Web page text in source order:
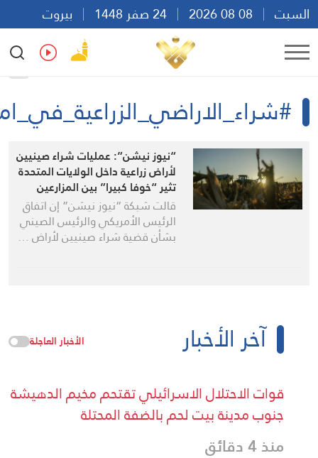
08 08 2026 24 صفر 1448
بيروت
“نيوز نيشن”: عمليات شراء صينيين
لأراض زراعية داخل الولايات المتحدة
تثير “خوفا كبيرا” بين المزارعين
قالت شبكة “نيوز نيشن” إن اتفاق
الرئيس الأمريكي والرئيس الصيني
بشأن قضية شراء صينيين لأراض …
آخر الأخبار الأخبار العاجلة
قوات الاحتلال الاسرائيلي تقتحم مخيم الدهيشة
جنوب مدينة بيت لحم بالضفة المحتلة